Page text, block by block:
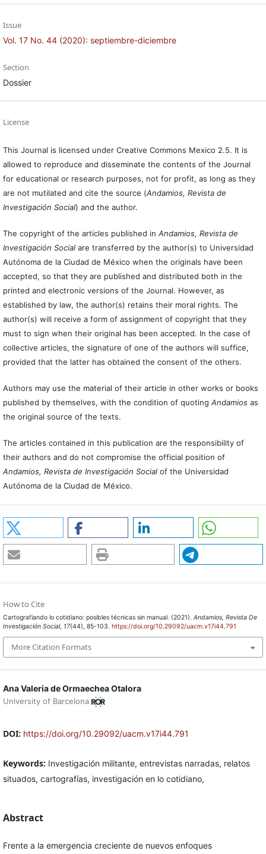
Ana Valeria de Ormaechea Otalora
University of Barcelona
DOI: https://doi.org/10.29092/uacm.v17i44.791
Keywords: Investigación militante, entrevistas narradas, relatos
situados, cartografías, investigación en lo cotidiano,
Abstract
Frente a la emergencia creciente de nuevos enfoques
Issue
Vol. 17 No. 44 (2020): septiembre-diciembre
Section
Dossier
License
This Journal is licensed under Creative Commons Mexico 2.5. It is
allowed to reproduce and disseminate the contents of the Journal
for educational or research purposes, not for profit, as long as they
are not mutilated and cite the source (Andamios, Revista de
Investigación Social) and the author.
The copyright of the articles published in Andamios, Revista de
Investigación Socialare transferred by the author(s) to Universidad
Autónoma de la Ciudad de México when the originals have been
accepted, so that they are published and distributed both in the
printed and electronic versions of the Journal. However, as
established by law, the author(s) retains their moral rights. The
author(s) will receive a form of assignment of copyright that they
must to sign when their original has been accepted. In the case of
collective articles, the signature of one of the authors will suffice,
provided that the latter has obtained the consent of the others.
Authors may use the material of their article in other works or books
published by themselves, with the condition of quoting Andamiosas
the original source of the texts.
The articles contained in this publication are the responsibility of
their authors and do not compromise the official position of
Andamios, Revista de Investigación Social of the Universidad
Autónoma de la Ciudad de México.
How to Cite
Cartografiando lo cotidiano: posibles técnicas sin manual. (2021). Andamios, Revista De
Investigación Social, 17(44), 85-103. https://doi.org/10.29092/uacm.v17i44.791
More Citation Formats